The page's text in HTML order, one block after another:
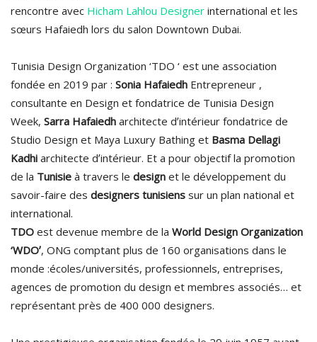
rencontre avec Hicham Lahlou Designer international et les
sœurs Hafaiedh lors du salon Downtown Dubai.
Tunisia Design Organization ‘TDO ‘ est une association
fondée en 2019 par : Sonia Hafaiedh Entrepreneur ,
consultante en Design et fondatrice de Tunisia Design
Week, Sarra Hafaiedh architecte dʼintérieur fondatrice de
Studio Design et Maya Luxury Bathing et Basma Dellagi
Kadhi architecte dʼintérieur. Et a pour objectif la promotion
de la Tunisie à travers le design et le développement du
savoir-faire des designers tunisiens sur un plan national et
international.
TDO est devenue membre de la World Design Organization
‘WDOʼ, ONG comptant plus de 160 organisations dans le
monde :écoles/universités, professionnels, entreprises,
agences de promotion du design et membres associés… et
représentant près de 400 000 designers.